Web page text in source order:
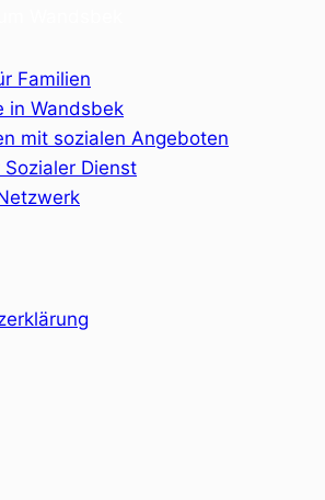
Familien
in Wandsbek
mit sozialen Angeboten
Dienst